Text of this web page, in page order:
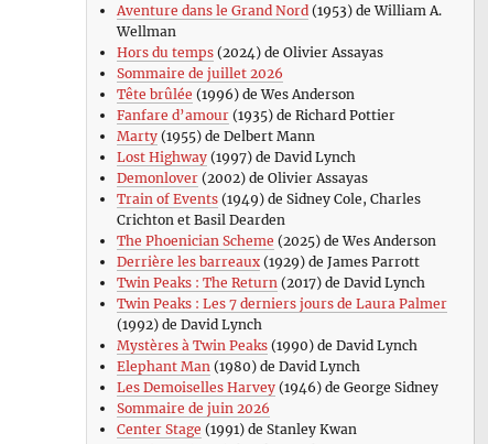
Aventure dans le Grand Nord(1953) de William A.
Wellman
Hors du temps(2024) de Olivier Assayas
Sommaire de juillet 2026
Tête brûlée (1996) de Wes Anderson
Fanfare d’amour(1935) de Richard Pottier
Marty(1955) de Delbert Mann
Lost Highway(1997) de David Lynch
Demonlover(2002) de Olivier Assayas
Train of Events(1949) de Sidney Cole, Charles
Crichton et Basil Dearden
The Phoenician Scheme (2025) de Wes Anderson
Derrière les barreaux(1929) de James Parrott
Twin Peaks : The Return (2017) de David Lynch
Twin Peaks : Les 7 derniers jours de Laura Palmer
(1992) de David Lynch
Mystères à Twin Peaks(1990) de David Lynch
Elephant Man (1980) de David Lynch
Les Demoiselles Harvey(1946) de George Sidney
Sommaire de juin 2026
Center Stage (1991) de Stanley Kwan